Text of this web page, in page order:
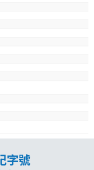
字號